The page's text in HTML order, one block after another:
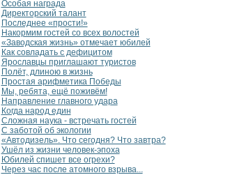
Особая награда
Директорский талант
Последнее «прости!»
Накормим гостей со всех волостей
«Заводская жизнь» отмечает юбилей
Как совладать с дефицитом
Ярославцы приглашают туристов
Полёт, длиною в жизнь
Простая арифметика Победы
Мы, ребята, ещё поживём!
Направление главного удара
Когда народ един
Сложная наука - встречать гостей
С заботой об экологии
«Автодизель». Что сегодня? Что завтра?
Ушёл из жизни человек-эпоха
Юбилей спишет все огрехи?
Через час после атомного взрыва...